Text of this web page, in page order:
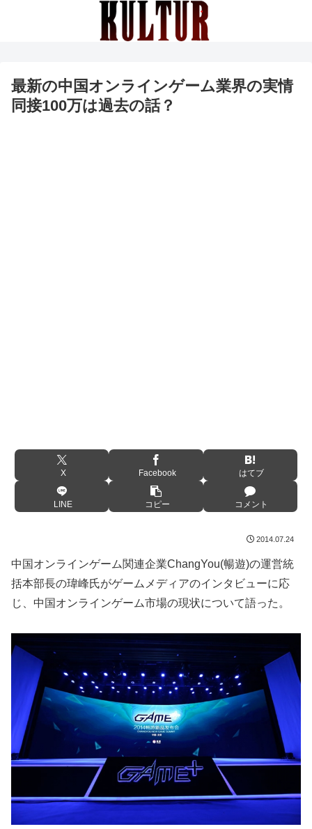
最新の中国オンラインゲーム業界の実情
同接100万は過去の話？
X Facebook はてブ
LINE コピー コメント
2014.07.24
中国オンラインゲーム関連企業ChangYou(暢遊)の運営統
括本部長の瑋峰氏がゲームメディアのインタビューに応
じ、中国オンラインゲーム市場の現状について語った。